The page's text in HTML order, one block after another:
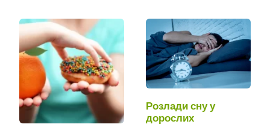
Розлади сну у
дорослих